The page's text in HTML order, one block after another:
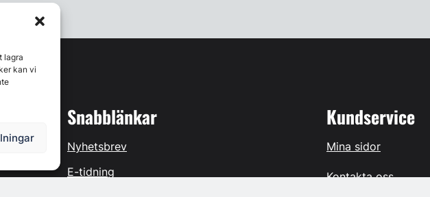
lagra
kan vi
Snabblänkar
Nyhetsbrev
E-tidning
Kundservice
Mina sidor
Kontakta oss